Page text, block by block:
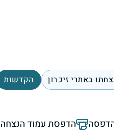
באתרי זיכרון הקדשות
הדפסת עמוד הנצחה